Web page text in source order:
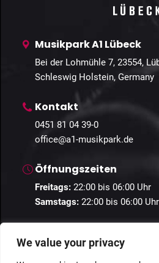
We value your privacy
Musikpark A1 Lübeck
Bei der Lohmühle 7, 23554,
Schleswig Holstein, Germany
Kontakt
0451 81 04 39-0
office@a1-musikpark.de
Öffnungszeiten
Freitags: 22:00 bis 06:00 Uhr
Samstags: 22:00 bis 06:00 Uhr